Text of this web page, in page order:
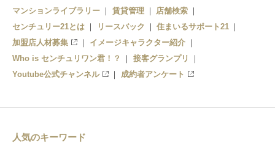
マンションライブラリー
賃貸管理
店舗検索
センチュリー21とは
リースバック
住まいるサポート21
加盟店人材募集
イメージキャラクター紹介
Who is センチュリワン君！？
接客グランプリ
Youtube公式チャンネル
成約者アンケート
人気のキーワード